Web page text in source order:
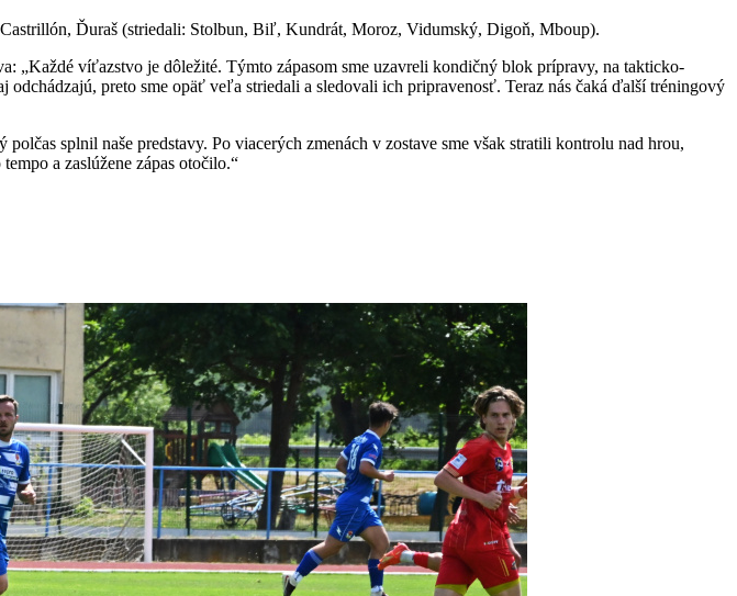
Ďuraš (striedali: Stolbun, Biľ, Kundrát, Moroz, Vidumský, Digoň, Mboup).
„Každé víťazstvo je dôležité. Týmto zápasom sme uzavreli kondičný blok prípravy, na takticko-
preto sme opäť veľa striedali a sledovali ich pripravenosť. Teraz nás čaká ďalší tréningový
splnil naše predstavy. Po viacerých zmenách v zostave sme však stratili kontrolu nad hrou,
a zaslúžene zápas otočilo.“